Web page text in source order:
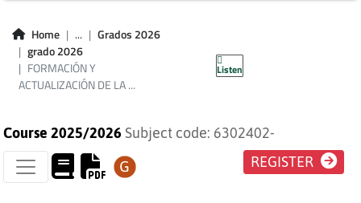
Home ...
Grados 2026
grado 2026
FORMACIÓN Y
ACTUALIZACIÓN DE LA ...
Listen
LA FUNCIÓN
PEDAGÓGICA
Course 2025/2026 Subject code: 6302402-
REGISTER